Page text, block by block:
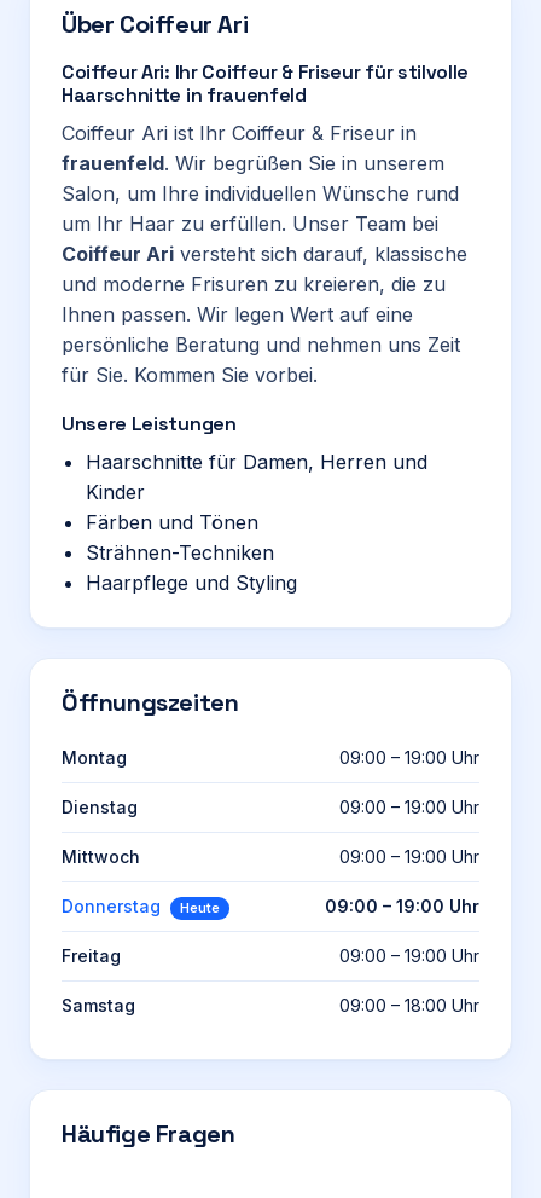
Über Coiffeur Ari
Coiffeur Ari: Ihr Coiffeur & Friseur für stilvolle
Haarschnitte in frauenfeld
Coiffeur Ari ist Ihr Coiffeur & Friseur in
frauenfeld. Wir begrüßen Sie in unserem
Salon, um Ihre individuellen Wünsche rund
um Ihr Haar zu erfüllen. Unser Team bei
Coiffeur Ari versteht sich darauf, klassische
und moderne Frisuren zu kreieren, die zu
Ihnen passen. Wir legen Wert auf eine
persönliche Beratung und nehmen uns Zeit
für Sie. Kommen Sie vorbei.
Unsere Leistungen
Haarschnitte für Damen, Herren und
Kinder
Färben und Tönen
Strähnen-Techniken
Haarpflege und Styling
Öffnungszeiten
Montag 09:00 – 19:00 Uhr
Dienstag 09:00 – 19:00 Uhr
Mittwoch 09:00 – 19:00 Uhr
Donnerstag Heute 09:00 – 19:00 Uhr
Freitag 09:00 – 19:00 Uhr
Samstag 09:00 – 18:00 Uhr
Häufige Fragen